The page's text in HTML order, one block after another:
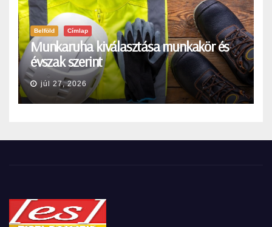
Belföld Címlap
Munkaruha kiválasztása munkakör és
évszak szerint
júl 27, 2026